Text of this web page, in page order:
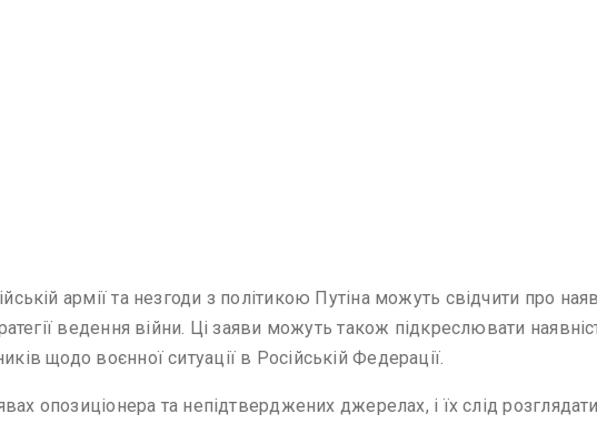
армії та незгоди з політикою Путіна можуть свідчити про
ведення війни. Ці заяви можуть також підкреслювати
щодо воєнної ситуації в Російській Федерації.
опозиціонера та непідтверджених джерелах, і їх слід